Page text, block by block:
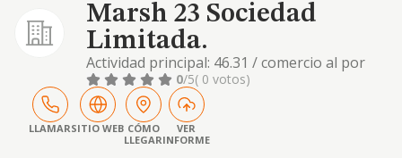
Marsh 23 Sociedad
Limitada.
Actividad principal: 46.31 / comercio al por
mayor de frutas y hortalizas. otras
actividades: 01.23 / cultivo de cítricos, 68.20 /
alquiler de bienes inmobiliarios por cuenta
propia, 68.10 / compraventa de bienes
inmobiliarios por cuenta propia
0/5( 0 votos)
LLAMARSITIO WEB CÓMO
LLEGAR
VER
INFORME